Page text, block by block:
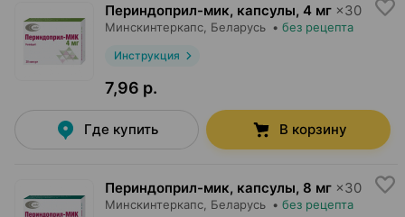
Периндоприл-мик, капсулы, 4 мг ×30
Минскинтеркапс , Беларусь • без рецепта
Инструкция
7,96 р.
Где купить В корзину
Периндоприл-мик, капсулы, 8 мг ×30
Минскинтеркапс , Беларусь • без рецепта